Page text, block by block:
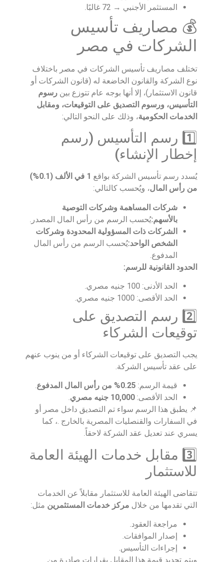
المستثمر الأجنبي → 72 غالبًا.
💰 مصاريف تأسيس
الشركات في مصر
تختلف مصاريف تأسيس الشركات في مصر باختلاف
نوع الشركة والقانون الخاضعة له (قانون الشركات أو
قانون الاستثمار)، إلا أنها بوجه عام تتوزع بين رسوم
التأسيس، ورسوم التصديق على التوقيعات، ومقابل
الخدمات الحكومية، وذلك على النحو التالي:
1️⃣ رسم التأسيس (رسم
إخطار الإنشاء)
يُسدد رسم تأسيس الشركة بواقع
1 في الألف (0.1%)
من رأس المال، ويُحسب كالتالي:
شركات المساهمة وشركات التوصية
بالأسهم:يُحسب الرسم من رأس المال المصدر.
الشركات ذات المسؤولية المحدودة وشركات
الشخص الواحد:يُحسب الرسم من رأس المال
المدفوع.
الحدود القانونية للرسم:
الحد الأدنى: 100 جنيه مصري.
الحد الأقصى: 1000 جنيه مصري.
2️⃣ رسم التصديق على
توقيعات الشركاء
يجب التصديق على توقيعات الشركاء أو من ينوب عنهم
على عقد تأسيس الشركة.
قيمة الرسم: 0.25% من رأس المال المدفوع
.
الحد الأقصى: 10,000 جنيه مصري
.
📌 يطبق هذا الرسم سواء تم التصديق داخل مصر أو
في السفارات والقنصليات المصرية بالخارج .، كما
يسري عند تعديل عقد الشركة لاحقاً.
3️⃣ مقابل خدمات الهيئة العامة
للاستثمار
تتقاضى الهيئة العامة للاستثمار مقابلاً عن الخدمات
التي تقدمها من خلال مركز خدمات المستثمرين مثل:
مراجعة العقود.
إصدار الموافقات.
إجراءات التأسيس.
ويتم تحديد قيمة هذا المقابل بقرارات صادرة من